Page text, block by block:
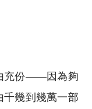
充份——因為夠
千幾到幾萬一部